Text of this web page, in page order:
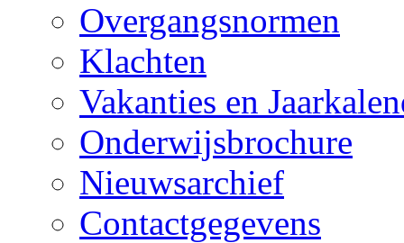
Overgangsnormen
Klachten
Vakanties en
Onderwijsbrochure
Nieuwsarchief
Contactgegevens